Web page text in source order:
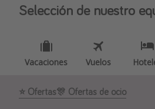
Selección de nuestro
Vacaciones Vuelos
⭐️ Ofertas🎊 Ofertas de ocio